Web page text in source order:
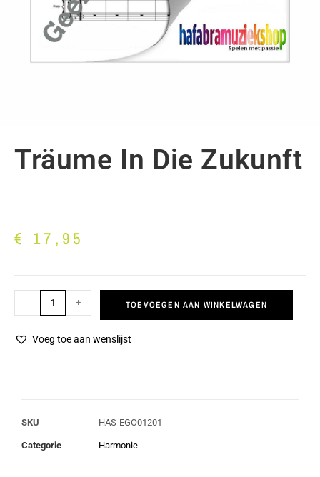
Träume In Die Zukunft
€ 17,95
- + TOEVOEGEN AAN WINKELWAGEN
Voeg toe aan wenslijst
SKU HAS-EGO01201
Categorie Harmonie